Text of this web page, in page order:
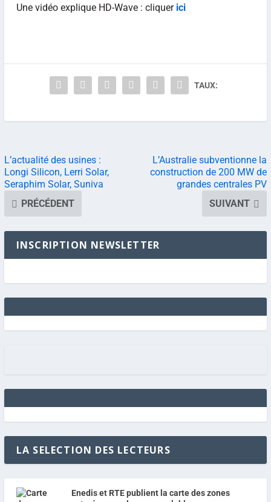
Une vidéo explique HD-Wave : cliquer ici
TAUX:
L’actualité des usines :
Longi Silicon, Lerri Solar,
Seraphim Solar, Suniva
PRÉCÉDENT
L’Australie subventionne la
construction de 200 MW de
grandes centrales PV
SUIVANT
INSCRIPTION NEWSLETTER
LA SELECTION DES LECTEURS
Enedis et RTE publient la carte des zones